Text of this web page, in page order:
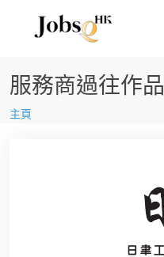
服務商過往作品
主頁